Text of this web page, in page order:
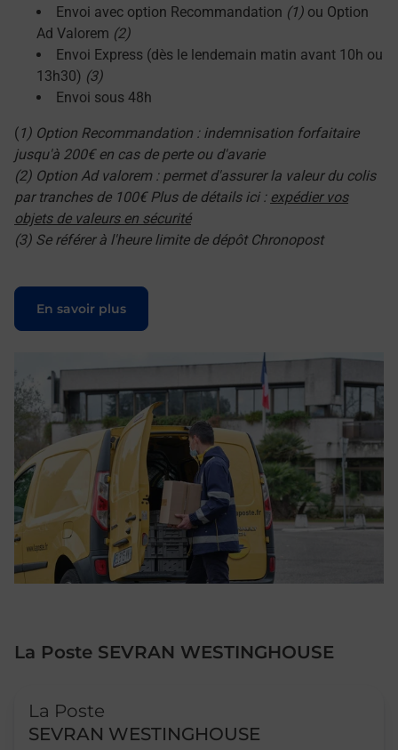
Envoi avec option Recommandation (1) ou Option
Ad Valorem (2)
Envoi Express (dès le lendemain matin avant 10h ou
13h30) (3)
Envoi sous 48h
( 1) Option Recommandation : indemnisation forfaitaire
jusqu'à 200€ en cas de perte ou d'avarie
(2) Option Ad valorem : permet d'assurer la valeur du colis
par tranches de 100€ Plus de détails ici : expédier vos
objets de valeurs en sécurité
(3) Se référer à l'heure limite de dépôt Chronopost
En savoir plus
Le lien s'ouvre dans un nouvel onglet
La Poste SEVRAN WESTINGHOUSE
La Poste
SEVRAN WESTINGHOUSE